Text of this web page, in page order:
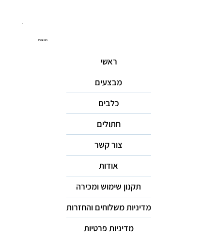
ניווט באתר
ראשי
מבצעים
כלבים
חתולים
צור קשר
אודות
תקנון שימוש ומכירה
מדיניות משלוחים והחזרות
מדיניות פרטיות